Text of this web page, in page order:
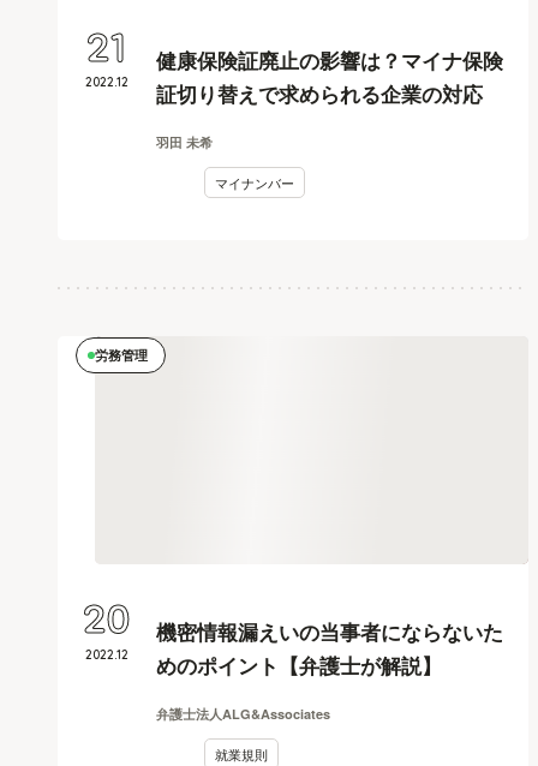
健康保険証廃止の影響は？マイナ保険
証切り替えで求められる企業の対応
羽田 未希
マイナンバー
2022.12
21
労務管理
機密情報漏えいの当事者にならないた
めのポイント【弁護士が解説】
弁護士法人ALG&Associates
就業規則
2022.12
20